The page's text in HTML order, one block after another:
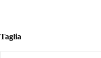
Taglia